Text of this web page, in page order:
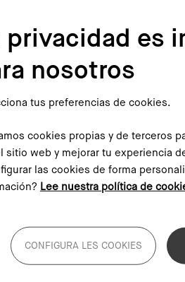
sobre el
(1970-1973) . Se trata de
que remarca el
muestra, comisariada por
se pudo ver en Santiago de
los 50 años del golpe de
entre originales y
de la lectura y la
y la erradicación de la
que buscan explicar cómo
Popular de Salvador
democrática, socialista y
del contexto de la
soviético.
privacidad es
nosotros
tus preferencias de cookies.
cookies propias y de terceros
sitio web y mejorar tu experiencia
las cookies de forma
Lee nuestra política de
CONFIGURA LES COOKIES